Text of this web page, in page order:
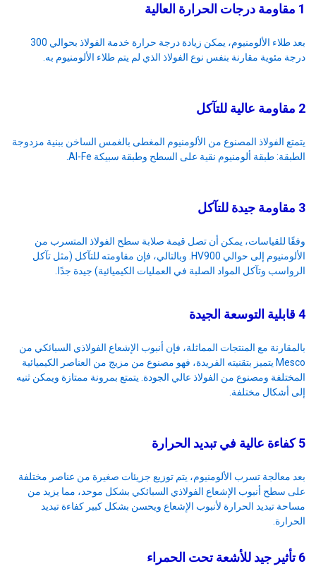
1 مقاومة درجات الحرارة العالية
بعد طلاء الألومنيوم، يمكن زيادة درجة حرارة خدمة الفولاذ بحوالي 300
درجة مئوية مقارنة بنفس نوع الفولاذ الذي لم يتم طلاء الألومنيوم به.
2 مقاومة عالية للتآكل
يتمتع الفولاذ المصنوع من الألومنيوم المغطى بالغمس الساخن ببنية مزدوجة
الطبقة: طبقة ألومنيوم نقية على السطح وطبقة سبيكة Al-Fe.
3 مقاومة جيدة للتآكل
وفقًا للقياسات، يمكن أن تصل قيمة صلابة سطح الفولاذ المتسرب من
الألومنيوم إلى حوالي HV900. وبالتالي، فإن مقاومته للتآكل (مثل تآكل
الرواسب وتآكل المواد الصلبة في العمليات الكيميائية) جيدة جدًا.
4 قابلية التوسعة الجيدة
بالمقارنة مع المنتجات المماثلة، فإن أنبوب الإشعاع الفولاذي السبائكي من
Mesco يتميز بتقنيته الفريدة، فهو مصنوع من مزيج من العناصر الكيميائية
المختلفة ومصنوع من الفولاذ عالي الجودة. يتمتع بمرونة ممتازة ويمكن ثنيه
إلى أشكال مختلفة.
5 كفاءة عالية في تبديد الحرارة
بعد معالجة تسرب الألومنيوم، يتم توزيع جزيئات صغيرة من عناصر مختلفة
على سطح أنبوب الإشعاع الفولاذي السبائكي بشكل موحد، مما يزيد من
مساحة تبديد الحرارة لأنبوب الإشعاع ويحسن بشكل كبير كفاءة تبديد
الحرارة.
6 تأثير جيد للأشعة تحت الحمراء